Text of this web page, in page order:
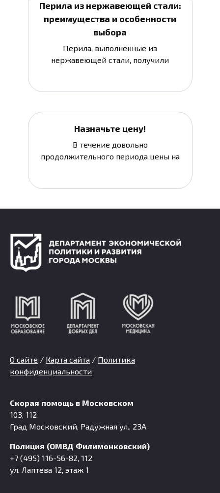
Перила из нержавеющей стали:
преимущества и особенности
выбора
Перила, выполненные из
нержавеющей стали, получили
Назначьте цену!
В течение довольно
продолжительного периода цены на
О сайте / Карта сайта / Политика
конфиденциальности
Скорая помощь в Московском
103, 112
Град Московский, Радужная ул., 23А
Полиция (ОМВД Филимонковский)
+7 (495) 116-56-82, 112
ул. Лаптева 12, этаж 1